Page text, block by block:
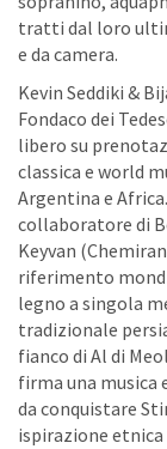
tratti dal loro
e da camera.
Kevin Seddiki &
Fondaco dei
libero su
classica e world
Argentina e
collaboratore di
Keyvan
riferimento
legno a singola
tradizionale
fianco di Al di
firma una
da conquistare
ispirazione etnica